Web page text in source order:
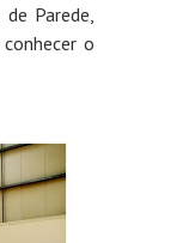
Parede,
o